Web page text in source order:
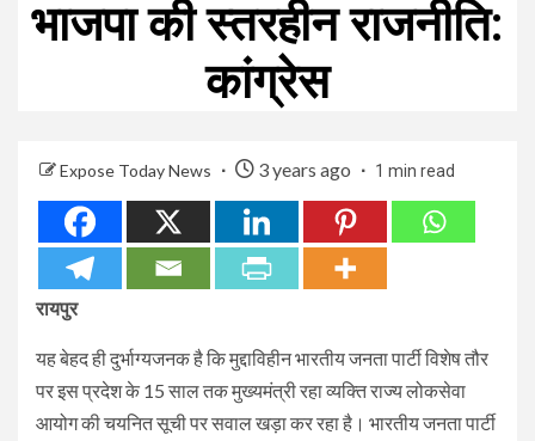
भाजपा की स्तरहीन राजनीति:
कांग्रेस
Expose Today News 3 years ago 1 min read
रायपुर
यह बेहद ही दुर्भाग्यजनक है कि मुद्दाविहीन भारतीय जनता पार्टी विशेष तौर
पर इस प्रदेश के 15 साल तक मुख्यमंत्री रहा व्यक्ति राज्य लोकसेवा
आयोग की चयनित सूची पर सवाल खड़ा कर रहा है। भारतीय जनता पार्टी